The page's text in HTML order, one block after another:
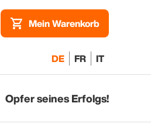
Mein Warenkorb
DE FR IT
Opfer seines Erfolgs!